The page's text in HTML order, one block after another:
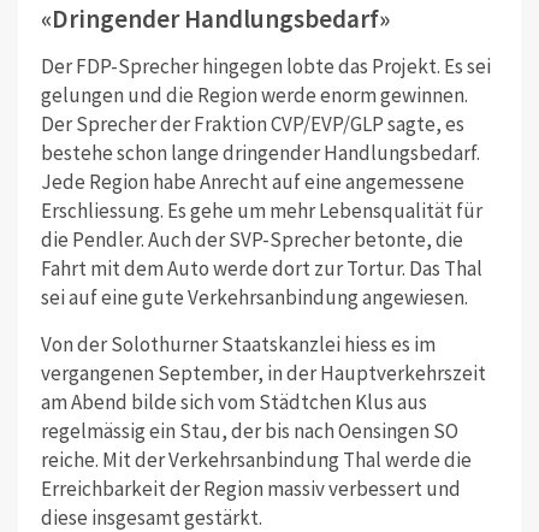
«Dringender Handlungsbedarf»
Der FDP-Sprecher hingegen lobte das Projekt. Es sei
gelungen und die Region werde enorm gewinnen.
Der Sprecher der Fraktion CVP/EVP/GLP sagte, es
bestehe schon lange dringender Handlungsbedarf.
Jede Region habe Anrecht auf eine angemessene
Erschliessung. Es gehe um mehr Lebensqualität für
die Pendler. Auch der SVP-Sprecher betonte, die
Fahrt mit dem Auto werde dort zur Tortur. Das Thal
sei auf eine gute Verkehrsanbindung angewiesen.
Von der Solothurner Staatskanzlei hiess es im
vergangenen September, in der Hauptverkehrszeit
am Abend bilde sich vom Städtchen Klus aus
regelmässig ein Stau, der bis nach Oensingen SO
reiche. Mit der Verkehrsanbindung Thal werde die
Erreichbarkeit der Region massiv verbessert und
diese insgesamt gestärkt.